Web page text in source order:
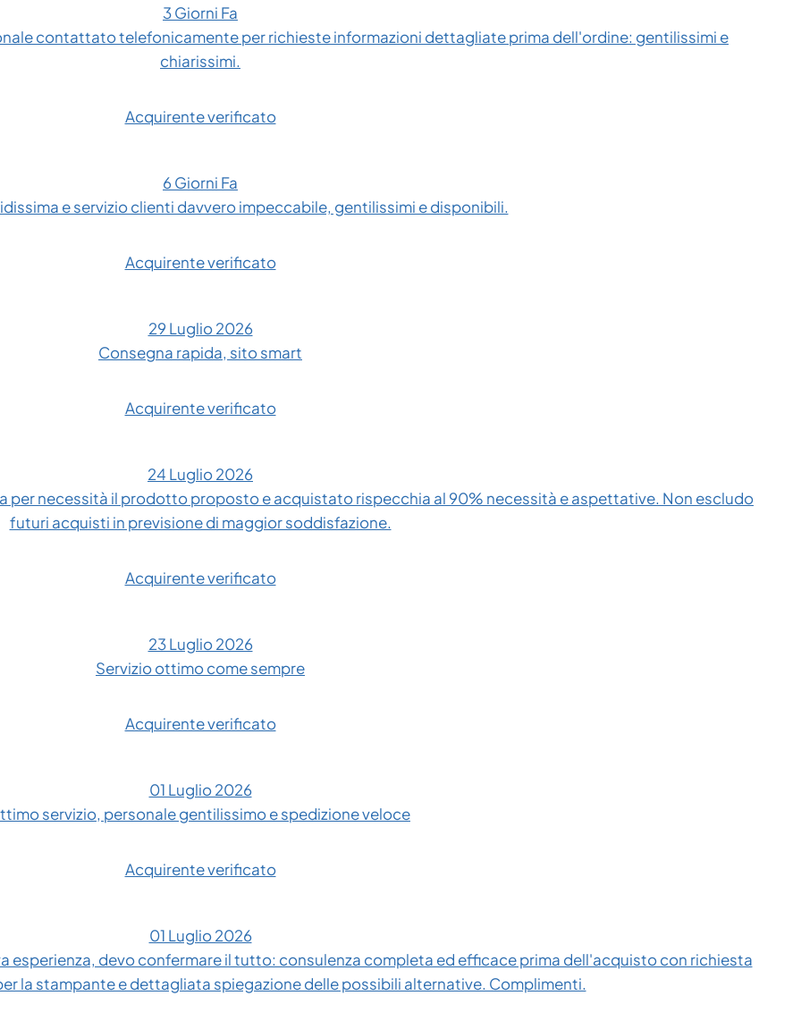
3 Giorni Fa
contattato telefonicamente per richieste informazioni dettagliate prima dell'ordine: gentilissimi e
chiarissimi.
Acquirente verificato
6 Giorni Fa
e servizio clienti davvero impeccabile, gentilissimi e disponibili.
Acquirente verificato
29 Luglio 2026
Consegna rapida, sito smart
Acquirente verificato
24 Luglio 2026
per necessità il prodotto proposto e acquistato rispecchia al 90% necessità e aspettative. Non escludo
futuri acquisti in previsione di maggior soddisfazione.
Acquirente verificato
23 Luglio 2026
Servizio ottimo come sempre
Acquirente verificato
01 Luglio 2026
servizio, personale gentilissimo e spedizione veloce
Acquirente verificato
01 Luglio 2026
devo confermare il tutto: consulenza completa ed efficace prima dell'acquisto con richiesta
la stampante e dettagliata spiegazione delle possibili alternative. Complimenti.